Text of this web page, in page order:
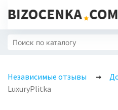
Независимые отзывы
LuxuryPlitka